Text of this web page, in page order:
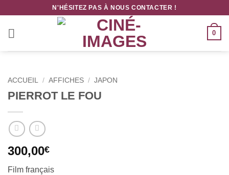
contenu
N'HÉSITEZ PAS À NOUS CONTACTER !
0
ACCUEIL / AFFICHES / JAPON
PIERROT LE FOU
300,00€
Film français